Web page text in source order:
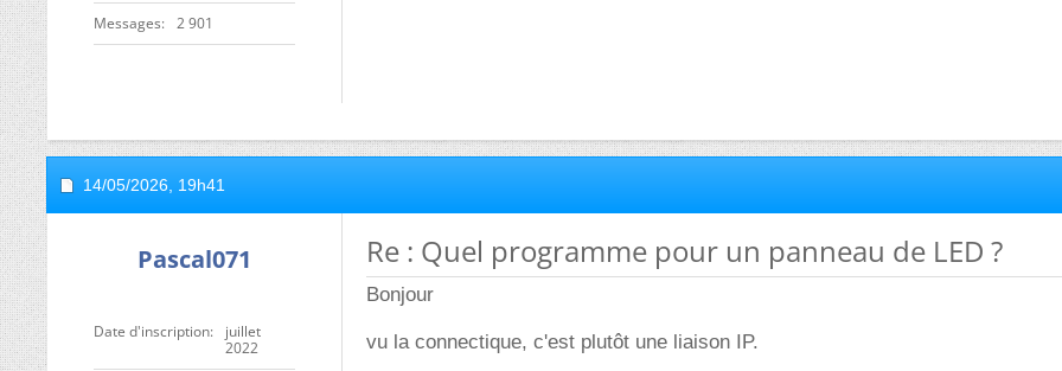
Messages 2 901
14/05/2026, 19h41
Pascal071
Date d'inscription
juillet
2022
Re : Quel programme pour un panneau de LED ?
Bonjour
vu la connectique, c'est plutôt une liaison IP.